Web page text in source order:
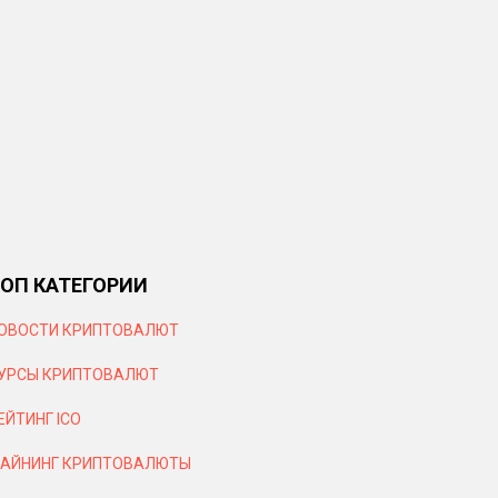
КАТЕГОРИИ
КРИПТОВАЛЮТ
КРИПТОВАЛЮТ
ICO
КРИПТОВАЛЮТЫ